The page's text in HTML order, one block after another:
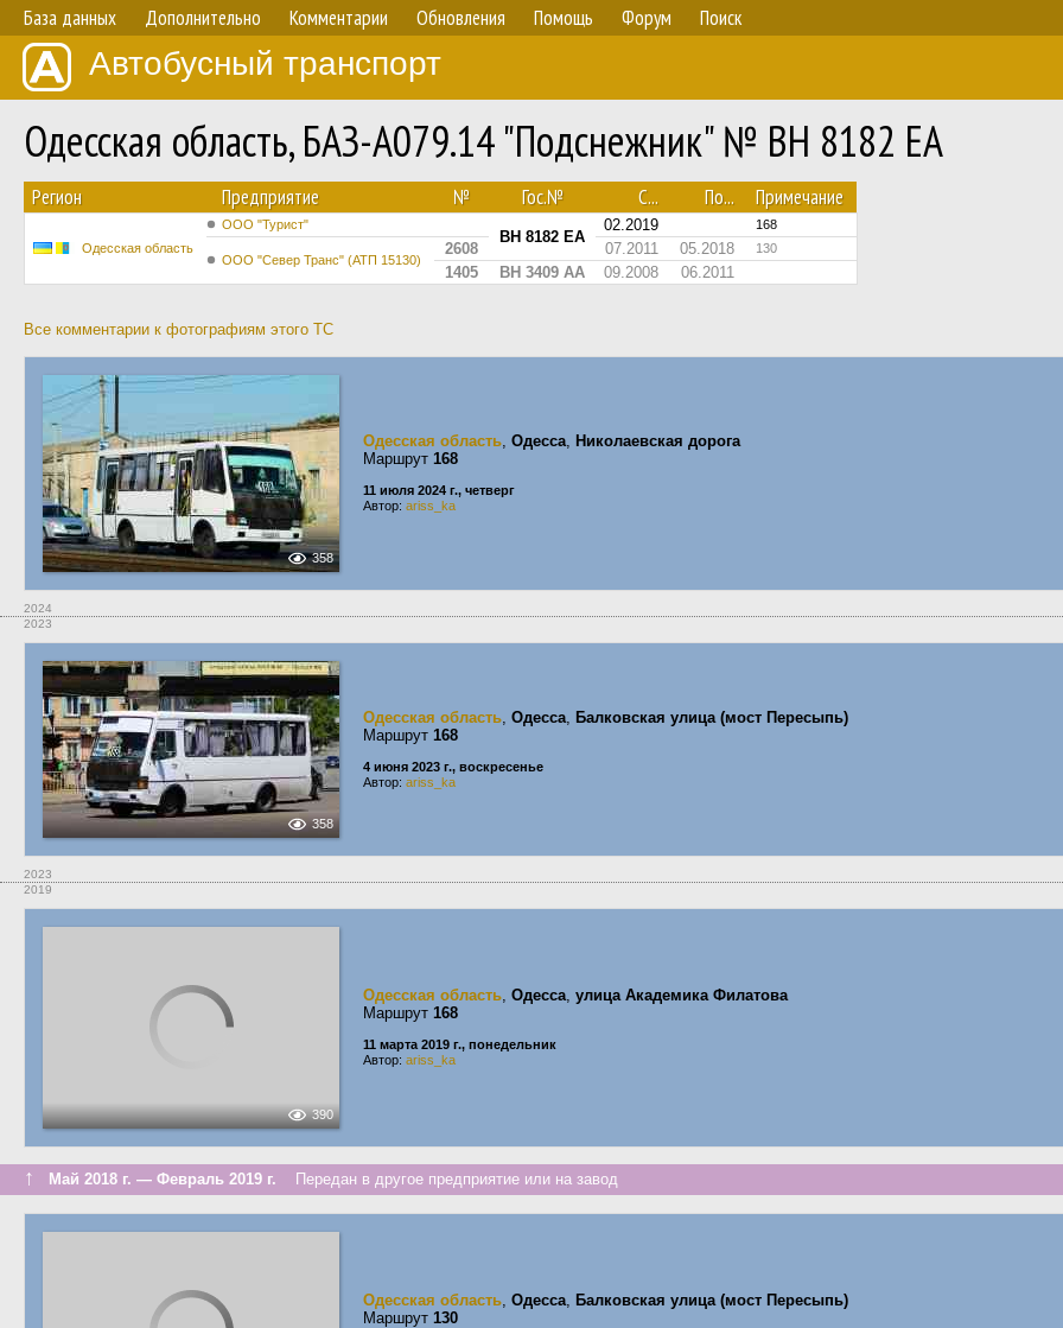
База данных Дополнительно Комментарии Обновления Помощь Форум Поиск
Автобусный транспорт
Одесская область, БАЗ-А079.14 "Подснежник" № BH 8182 EA
Регион Предприятие № Гос.№ С... По... Примечание
Одесская область
ООО "Турист"
BH 8182 EA
02.2019 168
ООО "Север Транс" (АТП 15130)
2608 07.2011 05.2018 130
1405 BH 3409 AA 09.2008 06.2011
Все комментарии к фотографиям этого ТС
358
Одесская область, Одесса, Николаевская дорога
Маршрут 168
11 июля 2024 г., четверг
Автор: ariss_ka
2024
2023
358
Одесская область, Одесса, Балковская улица (мост Пересыпь)
Маршрут 168
4 июня 2023 г., воскресенье
Автор: ariss_ka
2023
2019
390
Одесская область, Одесса, улица Академика Филатова
Маршрут 168
11 марта 2019 г., понедельник
Автор: ariss_ka
↑ Май 2018 г. — Февраль 2019 г. Передан в другое предприятие или на завод
Одесская область, Одесса, Балковская улица (мост Пересыпь)
Маршрут 130